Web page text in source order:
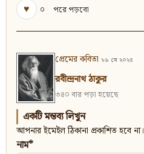
♥
০ পরে পড়বো
প্রেমের কবিতা ২৬ মে ২০২৪
রবীন্দ্রনাথ ঠাকুর
৩৪০ বার পড়া হয়েছে
একটি মন্তব্য লিখুন
আপনার ইমেইল ঠিকানা প্রকাশিত হবে না।
নাম*